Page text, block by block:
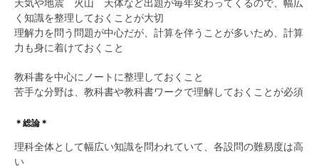
天気や地震 火山 天体など出題が毎年変わってくるので、幅広
く知識を整理しておくことが大切
理解力を問う問題が中心だが、計算を伴うことが多いため、計算
力も身に着けておくこと
教科書を中心にノートに整理しておくこと
苦手な分野は、教科書や教科書ワークで理解しておくことが必須
＊総論＊
理科全体として幅広い知識を問われていて、各設問の難易度は高
い